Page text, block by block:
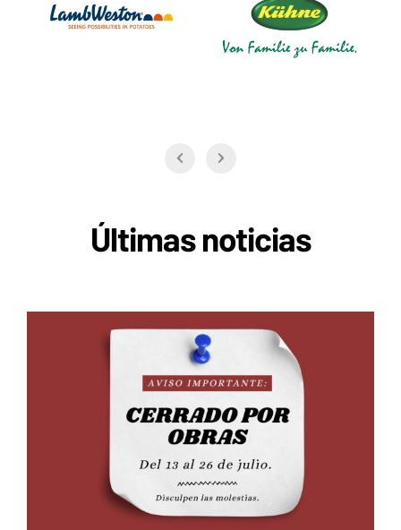
Últimas noticias